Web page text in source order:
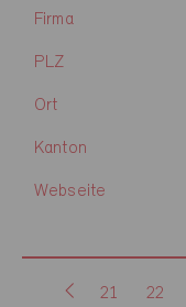
Firma
PLZ
Ort
Kanton
Webseite
21 22